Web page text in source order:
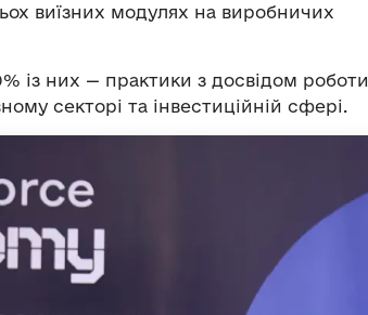
виїзних модулях на виробничих
із них — практики з досвідом роботи
секторі та інвестиційній сфері.